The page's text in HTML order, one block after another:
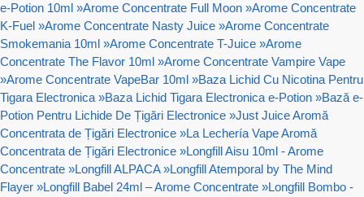
e-Potion 10ml »Arome Concentrate Full Moon »Arome Concentrate
K-Fuel »Arome Concentrate Nasty Juice »Arome Concentrate
Smokemania 10ml »Arome Concentrate T-Juice »Arome
Concentrate The Flavor 10ml »Arome Concentrate Vampire Vape
»Arome Concentrate VapeBar 10ml »Baza Lichid Cu Nicotina Pentru
Tigara Electronica »Baza Lichid Tigara Electronica e-Potion »Bază e-
Potion Pentru Lichide De Țigări Electronice »Just Juice Aromă
Concentrata de Țigări Electronice »La Lechería Vape Aromă
Concentrata de Țigări Electronice »Longfill Aisu 10ml - Arome
Concentrate »Longfill ALPACA »Longfill Atemporal by The Mind
Flayer »Longfill Babel 24ml – Arome Concentrate »Longfill Bombo -